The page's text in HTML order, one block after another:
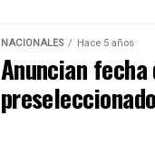
NACIONALES Hace 5 años
Anuncian